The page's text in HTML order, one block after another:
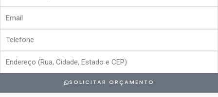
Empresa
Telefone
SOLICITAR ORÇAMENTO